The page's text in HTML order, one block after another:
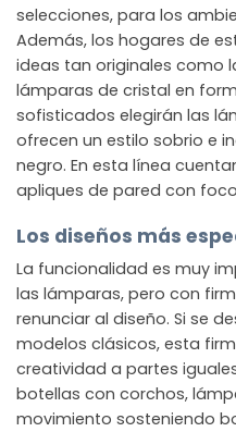
selecciones, para los
Además, los hogares de
ideas tan originales como
lámparas de cristal en
sofisticados elegirán las
ofrecen un estilo sobrio e
negro. En esta línea
apliques de pared con
Los diseños más
La funcionalidad es muy
las lámparas, pero con
renunciar al diseño. Si se
modelos clásicos, esta
creatividad a partes
botellas con corchos,
movimiento sosteniendo